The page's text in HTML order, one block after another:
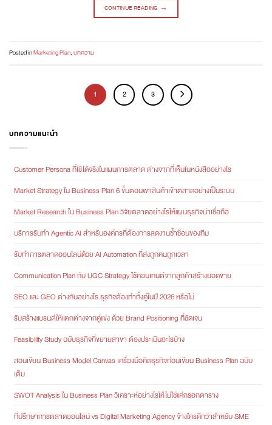
CONTINUE READING →
Posted inMarketing Plan,บทความ
1 2 3
บทความแนะนำ
Customer Persona ที่ใช้ได้จริงในแผนการตลาด ต่างจากที่เห็นในหนังสืออย่างไร
Market Strategy ใน Business Plan 6 ขั้นตอนพาสินค้าเข้าตลาดอย่างเป็นระบบ
Market Research ใน Business Plan วิจัยตลาดอย่างไรให้แผนธุรกิจน่าเชื่อถือ
บริการรับทำ Agentic AI สำหรับองค์กรที่ต้องการลดงานซ้ำซ้อนของทีม
รับทำการตลาดออนไลน์ด้วย AI Automation ที่ส่งถูกคนถูกเวลา
Communication Plan กับ UGC Strategy ใช้คอนเทนต์จากลูกค้าสร้างยอดขาย
SEO และ GEO ต่างกันอย่างไร ธุรกิจต้องทำทั้งคู่ในปี 2026 หรือไม่
รับสร้างแบรนด์ให้แตกต่างจากคู่แข่ง ด้วย Brand Positioning ที่ชัดเจน
Feasibility Study ฉบับธุรกิจที่ขยายสาขา ต้องประเมินอะไรบ้าง
สอนเขียน Business Model Canvas เครื่องมือคิดธุรกิจก่อนเขียน Business Plan ฉบับ
เต็ม
SWOT Analysis ใน Business Plan วิเคราะห์อย่างไรให้ไม่ใช่แค่กรอกตาราง
ที่ปรึกษาการตลาดออนไลน์ vs Digital Marketing Agency จ้างใครดีกว่าสำหรับ SME